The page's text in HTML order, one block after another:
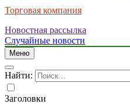
Торговая компания
Новостная рассылка
Случайные новости
Меню
Найти:
Заголовки